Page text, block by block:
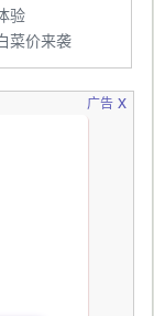
验
菜价来袭
广告 x